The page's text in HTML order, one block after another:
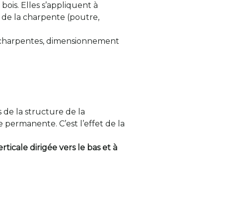
Elles s’appliquent à
de la charpente (poutre,
dimensionnement
de la structure de la
C’est l’effet de la
dirigée vers le bas et à